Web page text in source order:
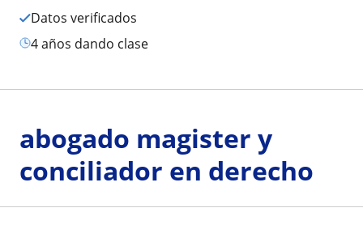
Datos verificados
4 años dando clase
abogado magister y
conciliador en derecho